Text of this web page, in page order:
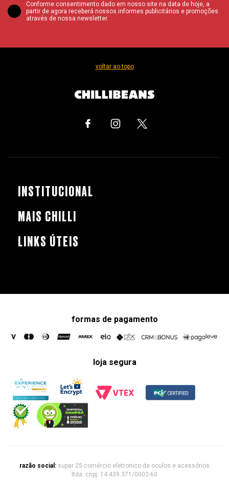
Conforme consentimento dado em nosso site na data de hoje, a
partir de agora receberá nossos informes publicitários e promoções
através de nossa newsletter.
voltar ao topo
INSTITUCIONAL
MAIS CHILLI
LINKS ÚTEIS
formas de pagamento
loja segura
razão social: super 25 comércio eletronico de oculos e acessórios
ltda. cnpj: 14.439.371/0002-60